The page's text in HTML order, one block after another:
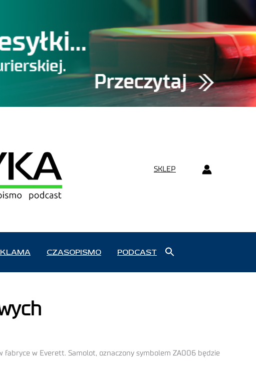
SKLEP
CZASOPISMO PODCAST
w Everett. Samolot, oznaczony symbolem ZA006 będzie